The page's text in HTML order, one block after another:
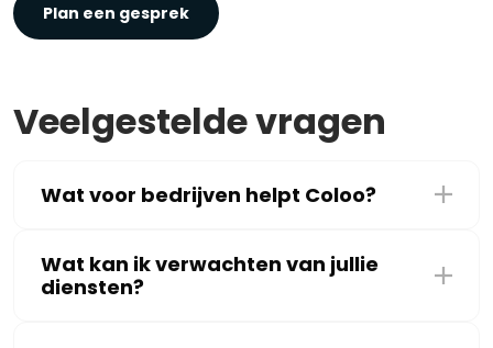
Plan een gesprek
Veelgestelde vragen
Wat voor bedrijven helpt Coloo?
Wat kan ik verwachten van jullie
diensten?